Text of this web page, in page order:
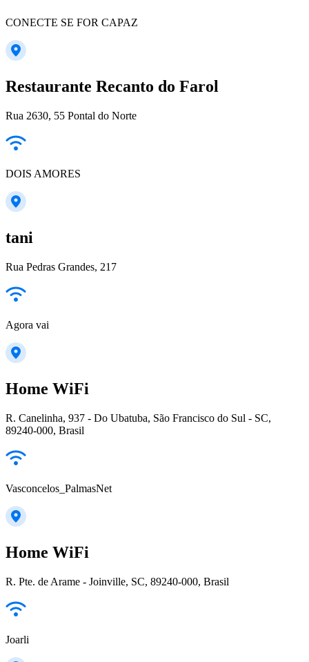
CONECTE SE FOR CAPAZ
Restaurante Recanto do Farol
Rua 2630, 55 Pontal do Norte
DOIS AMORES
tani
Rua Pedras Grandes, 217
Agora vai
Home WiFi
R. Canelinha, 937 - Do Ubatuba, São Francisco do Sul - SC,
89240-000, Brasil
Vasconcelos_PalmasNet
Home WiFi
R. Pte. de Arame - Joinville, SC, 89240-000, Brasil
Joarli